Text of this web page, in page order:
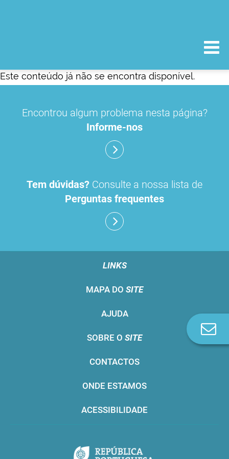
Este conteúdo já não se encontra disponível.
Encontrou algum problema nesta página?
Informe-nos
Tem dúvidas? Consulte a nossa lista de
Perguntas frequentes
LINKS
MAPA DO SITE
AJUDA
SOBRE O SITE
CONTACTOS
ONDE ESTAMOS
ACESSIBILIDADE